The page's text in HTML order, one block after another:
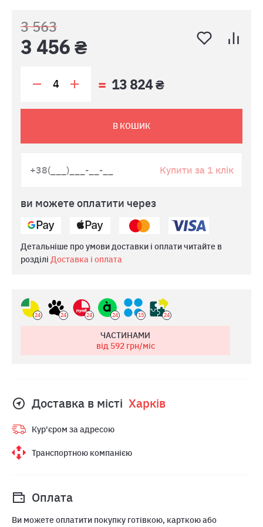
3 563
3 456 ₴
13 824 ₴
В КОШИК
Купити за 1 клік
ви можете оплатити через
Детальніше про умови доставки і оплати читайте в
розділі Доставка і оплата
24 24 24 24 15 24
ЧАСТИНАМИ
від 592грн/міс
Доставка в місті Харкiв
Кур'єром за адресою
Транспортною компанією
Оплата
Ви можете оплатити покупку готівкою, карткою або